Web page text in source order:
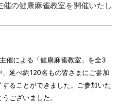
の健康麻雀教室を開催いたし
催による「健康麻雀教室」を全3
延べ約120名もの皆さまにご参加
ることができました。ご参加いた
ございました。